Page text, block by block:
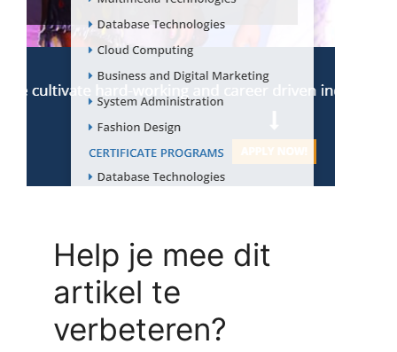
Help je mee dit
artikel te
verbeteren?